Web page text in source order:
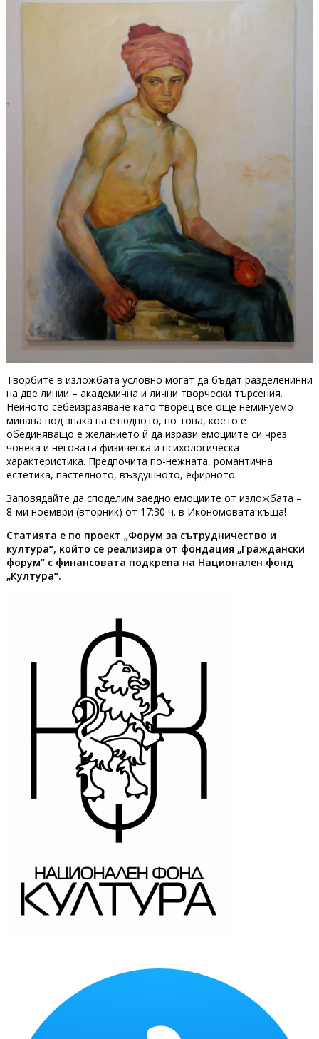
Творбите в изложбата условно могат да бъдат разделенинни
на две линии – академична и лични творчески търсения.
Нейното себеизразяване като творец все още неминуемо
минава под знака на етюдното, но това, което е
обединяващо е желанието й да изрази емоциите си чрез
човека и неговата физическа и психологическа
характеристика. Предпочита по-нежната, романтична
естетика, пастелното, въздушното, ефирното.
Заповядайте да споделим заедно емоциите от изложбата –
8-ми ноември (вторник) от 17:30 ч. в Икономовата къща!
Статията е по проект „Форум за сътрудничество и
култура“, който се реализира от фондация „Граждански
форум“ с финансовата подкрепа на Национален фонд
„Култура“.